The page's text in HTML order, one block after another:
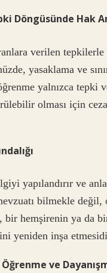
Döngüsünde Hak
verilen
yasaklama ve
yalnızca tepki
olması için
yapılandırır ve
bilmekle
hemşirenin ya da
yeniden inşa
Öğrenme ve